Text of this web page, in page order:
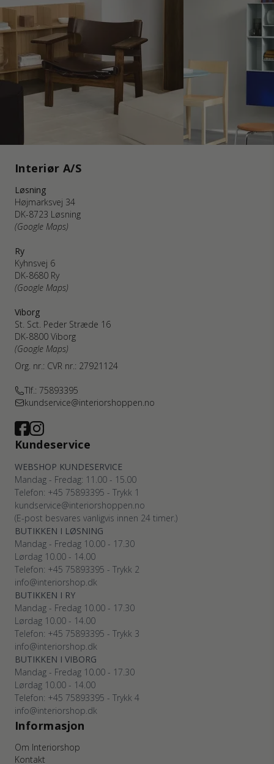
Interiør A/S
Løsning
Højmarksvej 34
DK-8723 Løsning
(Google Maps)
Ry
Kyhnsvej 6
DK-8680 Ry
(Google Maps)
Viborg
St. Sct. Peder Stræde 16
DK-8800 Viborg
(Google Maps)
Org. nr.: CVR nr.: 27921124
Tlf.: 75893395
kundservice@interiorshoppen.no
Kundeservice
WEBSHOP KUNDESERVICE
Mandag - Fredag: 11.00 - 15.00
Telefon: +45 75893395 - Trykk 1
kundservice@interiorshoppen.no
(E-post besvares vanligvis innen 24 timer.)
BUTIKKEN I LØSNING
Mandag - Fredag 10.00 - 17.30
Lørdag 10.00 - 14.00
Telefon: +45 75893395 - Trykk 2
info@interiorshop.dk
BUTIKKEN I RY
Mandag - Fredag 10.00 - 17.30
Lørdag 10.00 - 14.00
Telefon: +45 75893395 - Trykk 3
info@interiorshop.dk
BUTIKKEN I VIBORG
Mandag - Fredag 10.00 - 17.30
Lørdag 10.00 - 14.00
Telefon: +45 75893395 - Trykk 4
info@interiorshop.dk
Informasjon
Om Interiorshop
Kontakt